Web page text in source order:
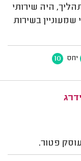
היה שירותי
בשירות
יחס 10
פטור.